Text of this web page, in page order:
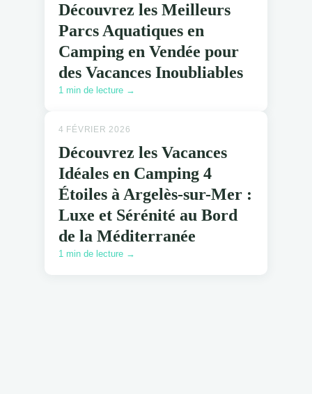
Découvrez les Meilleurs
Parcs Aquatiques en
Camping en Vendée pour
des Vacances Inoubliables
1 min de lecture →
4 FÉVRIER 2026
Découvrez les Vacances
Idéales en Camping 4
Étoiles à Argelès-sur-Mer :
Luxe et Sérénité au Bord
de la Méditerranée
1 min de lecture →